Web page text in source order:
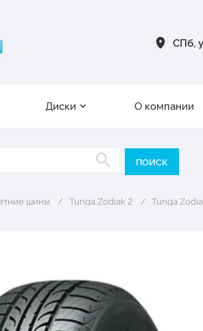
СПб,
Диски О компании
шины Tunga Zodiak 2 Tunga